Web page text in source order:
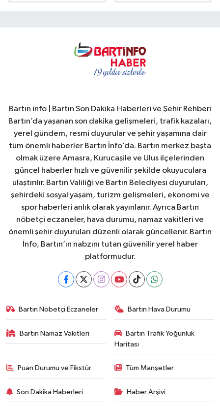
Bartın info | Bartın Son Dakika Haberleri ve Şehir Rehberi
Bartın’da yaşanan son dakika gelişmeleri, trafik kazaları,
yerel gündem, resmi duyurular ve şehir yaşamına dair
tüm önemli haberler Bartın İnfo’da. Bartın merkez başta
olmak üzere Amasra, Kurucaşile ve Ulus ilçelerinden
güncel haberler hızlı ve güvenilir şekilde okuyuculara
ulaştırılır. Bartın Valiliği ve Bartın Belediyesi duyuruları,
şehirdeki sosyal yaşam, turizm gelişmeleri, ekonomi ve
spor haberleri anlık olarak yayınlanır. Ayrıca Bartın
nöbetçi eczaneler, hava durumu, namaz vakitleri ve
önemli şehir duyuruları düzenli olarak güncellenir. Bartın
İnfo, Bartın’ın nabzını tutan güvenilir yerel haber
platformudur.
Bartın Nöbetçi Eczaneler Bartın Hava Durumu
Bartin Namaz Vakitleri
Bartın Trafik Yoğunluk
Haritası
Puan Durumu ve Fikstür Tüm Manşetler
Son Dakika Haberleri Haber Arşivi